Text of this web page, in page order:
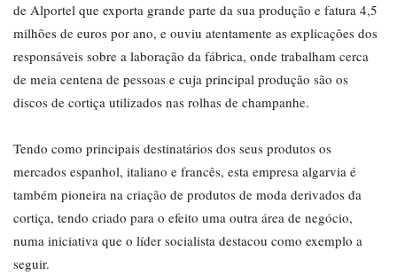
de Alportel que exporta grande parte da sua produção e fatura 4,5
milhões de euros por ano, e ouviu atentamente as explicações dos
responsáveis sobre a laboração da fábrica, onde trabalham cerca
de meia centena de pessoas e cuja principal produção são os
discos de cortiça utilizados nas rolhas de champanhe.
Tendo como principais destinatários dos seus produtos os
mercados espanhol, italiano e francês, esta empresa algarvia é
também pioneira na criação de produtos de moda derivados da
cortiça, tendo criado para o efeito uma outra área de negócio,
numa iniciativa que o líder socialista destacou como exemplo a
seguir.